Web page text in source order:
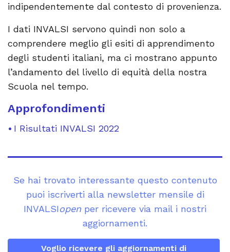
indipendentemente dal contesto di provenienza.
I dati INVALSI servono quindi non solo a
comprendere meglio gli esiti di apprendimento
degli studenti italiani, ma ci mostrano appunto
l’andamento del livello di equità della nostra
Scuola nel tempo.
Approfondimenti
I Risultati INVALSI 2022
Se hai trovato interessante questo contenuto
puoi iscriverti alla newsletter mensile di
INVALSIopen per ricevere via mail i nostri
aggiornamenti.
Voglio ricevere gli aggiornamenti di